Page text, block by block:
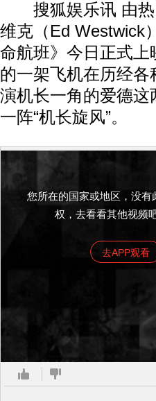
搜狐娱乐讯 由热
维克（Ed Westwick
命航班》今日正式
的一架飞机在历经
演机长一角的爱德
一阵“机长旋风”。
您所在的国家或地区，没有
权，去看看其他视频
去APP观看